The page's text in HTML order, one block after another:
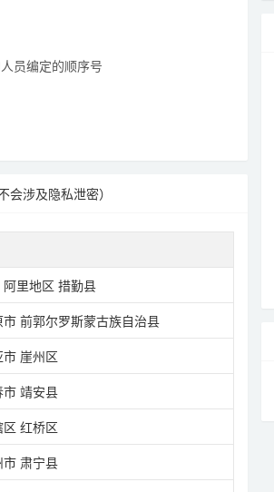
员编定的顺序号
涉及隐私泄密）
阿里地区 措勤县
市 前郭尔罗斯蒙古族自治县
市 崖州区
市靖安县
红桥区
市 肃宁县